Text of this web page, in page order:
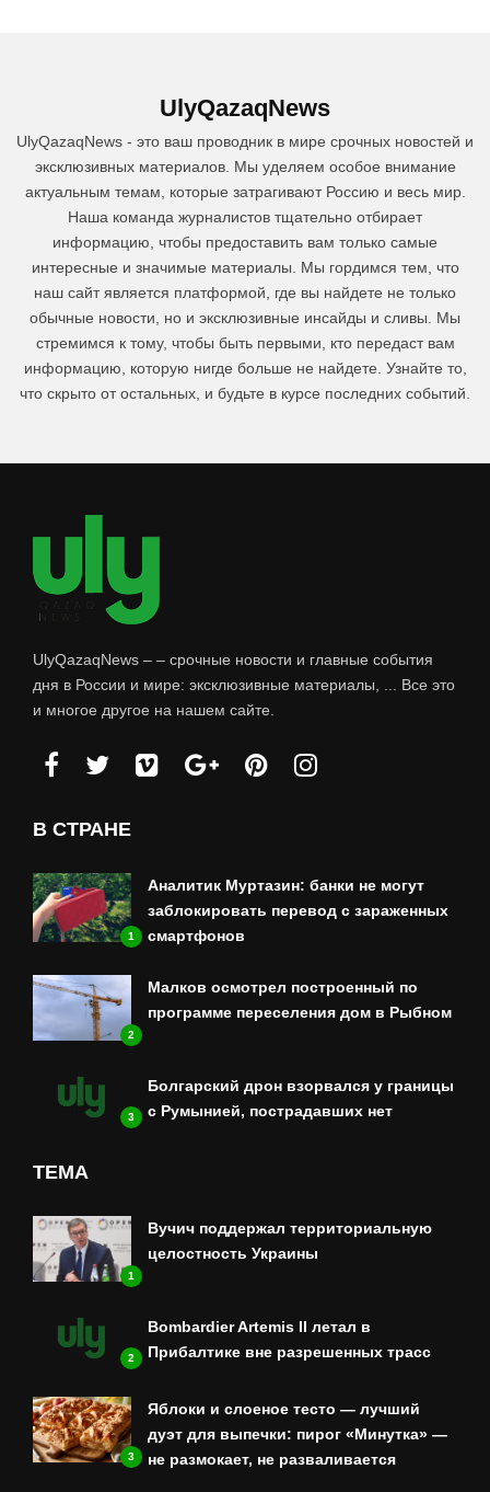
UlyQazaqNews
UlyQazaqNews - это ваш проводник в мире срочных новостей и
эксклюзивных материалов. Мы уделяем особое внимание
актуальным темам, которые затрагивают Россию и весь мир.
Наша команда журналистов тщательно отбирает
информацию, чтобы предоставить вам только самые
интересные и значимые материалы. Мы гордимся тем, что
наш сайт является платформой, где вы найдете не только
обычные новости, но и эксклюзивные инсайды и сливы. Мы
стремимся к тому, чтобы быть первыми, кто передаст вам
информацию, которую нигде больше не найдете. Узнайте то,
что скрыто от остальных, и будьте в курсе последних событий.
UlyQazaqNews – – срочные новости и главные события
дня в России и мире: эксклюзивные материалы, ... Все это
и многое другое на нашем сайте.
В СТРАНЕ
1
Аналитик Муртазин: банки не могут
заблокировать перевод с зараженных
смартфонов
2
Малков осмотрел построенный по
программе переселения дом в Рыбном
3
Болгарский дрон взорвался у границы
с Румынией, пострадавших нет
ТЕМА
1
Вучич поддержал территориальную
целостность Украины
2
Bombardier Artemis II летал в
Прибалтике вне разрешенных трасс
3
Яблоки и слоеное тесто — лучший
дуэт для выпечки: пирог «Минутка» —
не размокает, не разваливается